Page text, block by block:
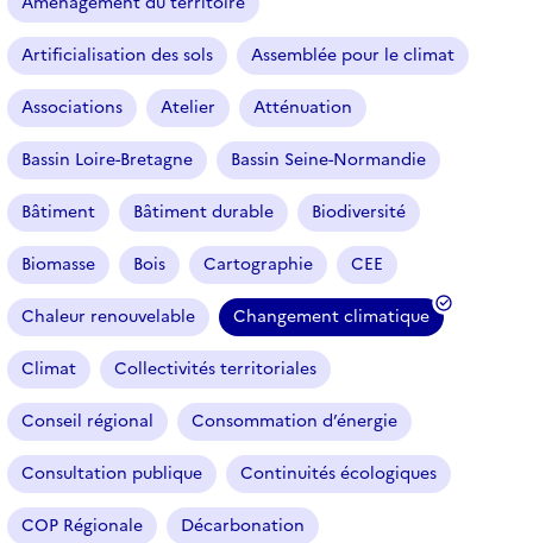
Artificialisation des sols Assemblée pour le climat
Associations Atelier Atténuation
Bassin Loire-Bretagne Bassin Seine-Normandie
Bâtiment Bâtiment durable Biodiversité
Biomasse Bois Cartographie CEE
Chaleur renouvelable Changement climatique
(
l
t
r
e
Climat Collectivités territoriales
Conseil régional Consommation d’énergie
Consultation publique Continuités écologiques
COP Régionale Décarbonation